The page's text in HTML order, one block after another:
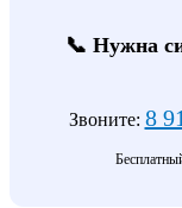
📞 Нужна
Звоните: 8